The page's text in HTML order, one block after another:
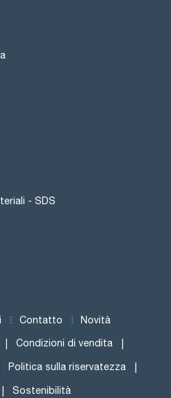
- SDS
Contatto Novità
Condizioni di vendita
Politica sulla riservatezza
Sostenibilità